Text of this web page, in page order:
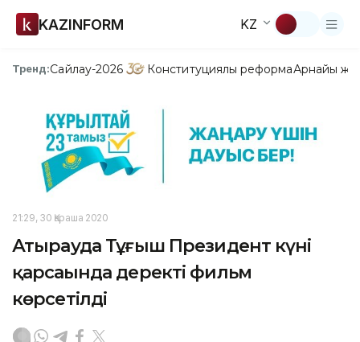
KAZINFORM KZ
Тренд:Сайлау-2026 Конституциялық реформаАрнайы
21:29, 30 Қараша 2020
Атырауда Тұңғыш Президент күні
қарсаңында деректі фильм
көрсетілді